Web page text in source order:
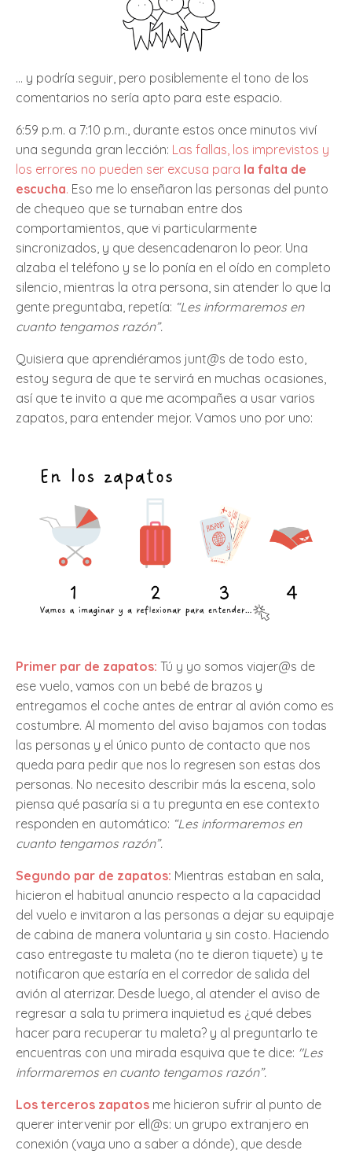
… y podría seguir, pero posiblemente el tono de los
comentarios no sería apto para este espacio.
6:59 p.m. a 7:10 p.m., durante estos once minutos viví
una segunda gran lección: Las fallas, los imprevistos y
los errores no pueden ser excusa para la falta de
escucha. Eso me lo enseñaron las personas del punto
de chequeo que se turnaban entre dos
comportamientos, que vi particularmente
sincronizados, y que desencadenaron lo peor. Una
alzaba el teléfono y se lo ponía en el oído en completo
silencio, mientras la otra persona, sin atender lo que la
gente preguntaba, repetía: “Les informaremos en
cuanto tengamos razón”.
Quisiera que aprendiéramos junt@s de todo esto,
estoy segura de que te servirá en muchas ocasiones,
así que te invito a que me acompañes a usar varios
zapatos, para entender mejor. Vamos uno por uno:
Primer par de zapatos: Tú y yo somos viajer@s de
ese vuelo, vamos con un bebé de brazos y
entregamos el coche antes de entrar al avión como es
costumbre. Al momento del aviso bajamos con todas
las personas y el único punto de contacto que nos
queda para pedir que nos lo regresen son estas dos
personas. No necesito describir más la escena, solo
piensa qué pasaría si a tu pregunta en ese contexto
responden en automático: “Les informaremos en
cuanto tengamos razón”.
Segundo par de zapatos: Mientras estaban en sala,
hicieron el habitual anuncio respecto a la capacidad
del vuelo e invitaron a las personas a dejar su equipaje
de cabina de manera voluntaria y sin costo. Haciendo
caso entregaste tu maleta (no te dieron tiquete) y te
notificaron que estaría en el corredor de salida del
avión al aterrizar. Desde luego, al atender el aviso de
regresar a sala tu primera inquietud es ¿qué debes
hacer para recuperar tu maleta? y al preguntarlo te
encuentras con una mirada esquiva que te dice: "Les
informaremos en cuanto tengamos razón”.
Los terceros zapatos me hicieron sufrir al punto de
querer intervenir por ell@s: un grupo extranjero en
conexión (vaya uno a saber a dónde), que desde